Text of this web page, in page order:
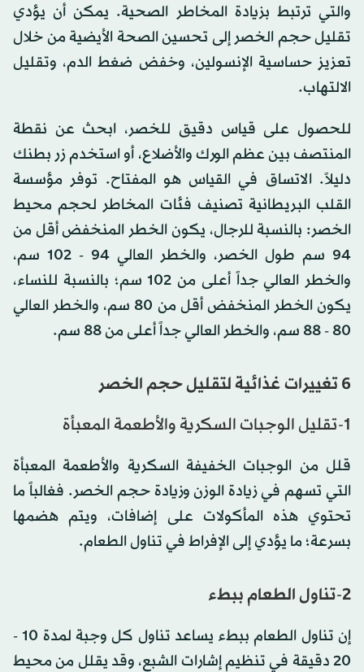
والتي ترتبط بزيادة المخاطر الصحية. يمكن أن يؤدي
تقليل حجم الخصر إلى تحسين الصحة الأيضية من خلال
تعزيز حساسية الإنسولين، وخفض ضغط الدم، وتقليل
الالتهاب.
للحصول على قياس دقيق للخصر، ابحث عن نقطة
المنتصف بين عظم الورك والأضلاع، أو استخدم زر بطنك
دليلاً. الاتساق في القياس هو المفتاح. توفر مؤسسة
القلب البريطانية تصنيف فئات المخاطر لحجم محيط
الخصر: بالنسبة للرجال، يكون الخطر المنخفض أقل من
94 سم طول الخصر، والخطر العالي 94 - 102 سم،
والخطر العالي جداً أعلى من 102 سم؛ بالنسبة للنساء،
يكون الخطر المنخفض أقل من 80 سم، والخطر العالي
80 - 88 سم، والخطر العالي جداً أعلى من 88 سم.
6 تغييرات غذائية لتقليل حجم الخصر
1-تقليل الوجبات السكرية والأطعمة المعبأة
قلل من الوجبات الخفيفة السكرية والأطعمة المعبأة
التي تسهم في زيادة الوزن وزيادة حجم الخصر. فغالباً ما
تحتوي هذه المأكولات على إضافات، ويتم هضمها
بسرعة؛ ما يؤدي إلى الإفراط في تناول الطعام.
2-تناول الطعام ببطء
إن تناول الطعام ببطء يساعد تناول كل وجبة لمدة 10 -
20 دقيقة في تنظيم إشارات الشبع، وقد يقلل من محيط